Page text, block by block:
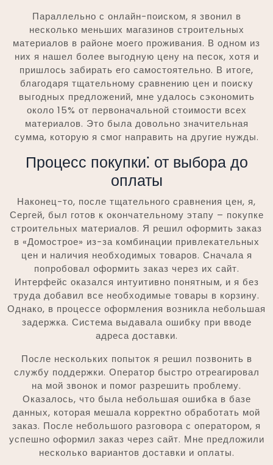
Параллельно с онлайн-поиском, я звонил в
несколько меньших магазинов строительных
материалов в районе моего проживания. В одном из
них я нашел более выгодную цену на песок, хотя и
пришлось забирать его самостоятельно. В итоге,
благодаря тщательному сравнению цен и поиску
выгодных предложений, мне удалось сэкономить
около 15% от первоначальной стоимости всех
материалов. Это была довольно значительная
сумма, которую я смог направить на другие нужды.
Процесс покупки⁚ от выбора до
оплаты
Наконец-то, после тщательного сравнения цен, я,
Сергей, был готов к окончательному этапу – покупке
строительных материалов. Я решил оформить заказ
в «Домострое» из-за комбинации привлекательных
цен и наличия необходимых товаров. Сначала я
попробовал оформить заказ через их сайт.
Интерфейс оказался интуитивно понятным, и я без
труда добавил все необходимые товары в корзину.
Однако, в процессе оформления возникла небольшая
задержка. Система выдавала ошибку при вводе
адреса доставки.
После нескольких попыток я решил позвонить в
службу поддержки. Оператор быстро отреагировал
на мой звонок и помог разрешить проблему.
Оказалось, что была небольшая ошибка в базе
данных, которая мешала корректно обработать мой
заказ. После небольшого разговора с оператором, я
успешно оформил заказ через сайт. Мне предложили
несколько вариантов доставки и оплаты.